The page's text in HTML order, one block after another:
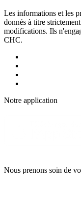
Les informations et les
donnés à titre
modifications. Ils
CHC.
Notre application
Nous prenons soin de